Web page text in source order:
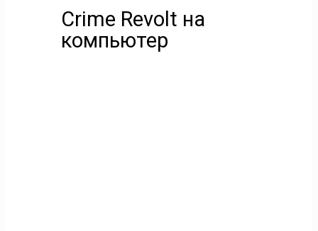
Crime Revolt на
компьютер